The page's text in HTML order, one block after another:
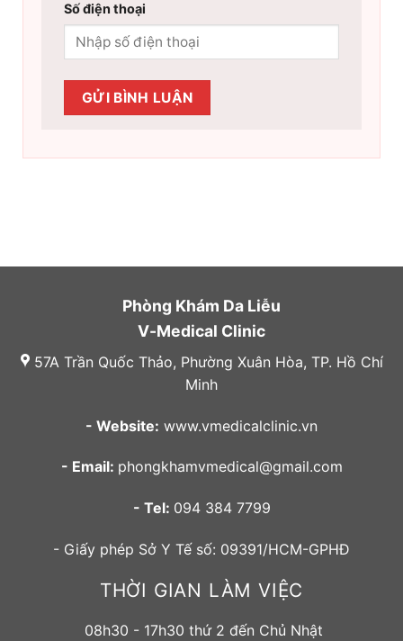
Số điện thoại
Phòng Khám Da Liễu
V-Medical Clinic
57A Trần Quốc Thảo, Phường Xuân Hòa, TP. Hồ Chí
Minh
- Website: www.vmedicalclinic.vn
- Email: phongkhamvmedical@gmail.com
- Tel: 094 384 7799
- Giấy phép Sở Y Tế số: 09391/HCM-GPHĐ
THỜI GIAN LÀM VIỆC
08h30 - 17h30 thứ 2 đến Chủ Nhật